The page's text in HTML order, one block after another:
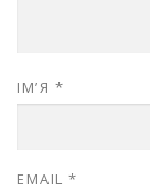
ІМ’Я *
EMAIL *